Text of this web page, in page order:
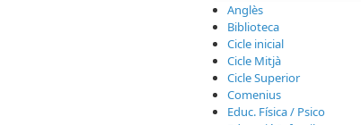
Anglès
Biblioteca
Cicle inicial
Cicle Mitjà
Cicle Superior
Comenius
Educ. Física / Psico